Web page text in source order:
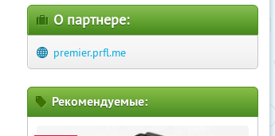
О партнере:
premier.prfl.me
Рекомендуемые: